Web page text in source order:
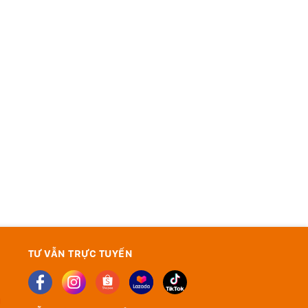
TƯ VẪN TRỰC TUYẾN